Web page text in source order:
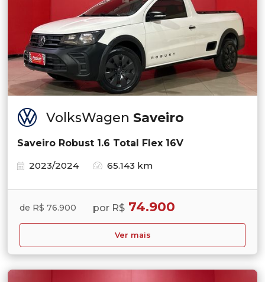
VolksWagen Saveiro
Saveiro Robust 1.6 Total Flex 16V
2023/2024
65.143 km
de R$ 76.900 por R$ 74.900
Ver mais